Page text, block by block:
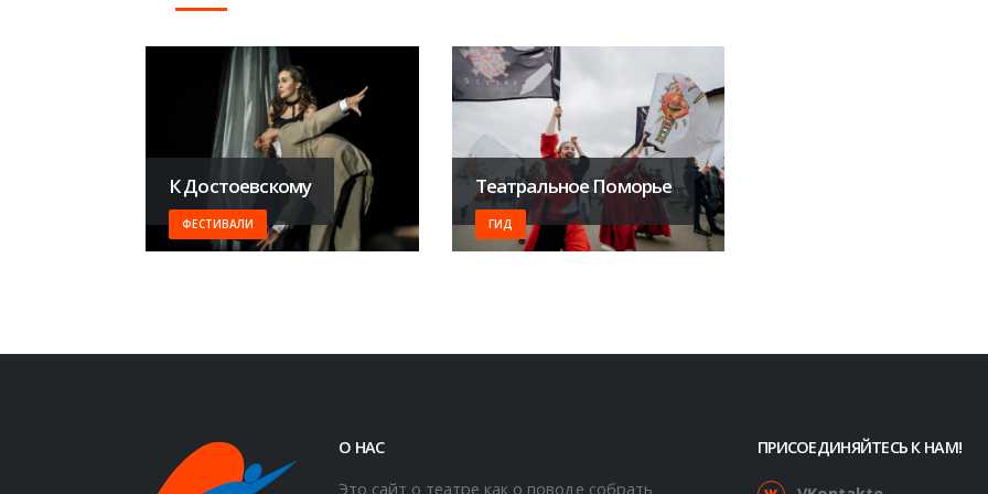
К Достоевскому
ФЕСТИВАЛИ
Театральное Поморье
ГИД
О НАС
Это сайт о театре как о поводе собрать
ПРИСОЕДИНЯЙТЕСЬ К НАМ!